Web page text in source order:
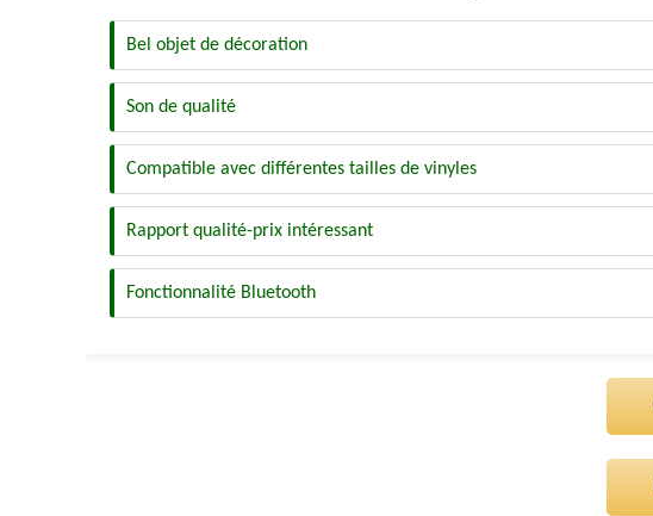
Bel objet de décoration
Son de qualité
Compatible avec différentes tailles de vinyles
Rapport qualité-prix intéressant
Fonctionnalité Bluetooth